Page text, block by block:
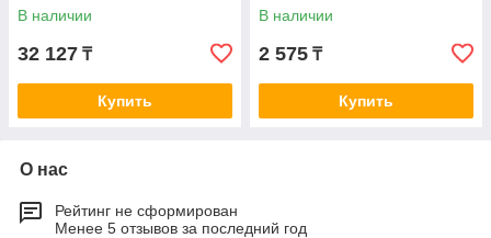
В наличии
32 127 ₸
Купить
В наличии
2 575 ₸
Купить
О нас
Рейтинг не сформирован
Менее 5 отзывов за последний год